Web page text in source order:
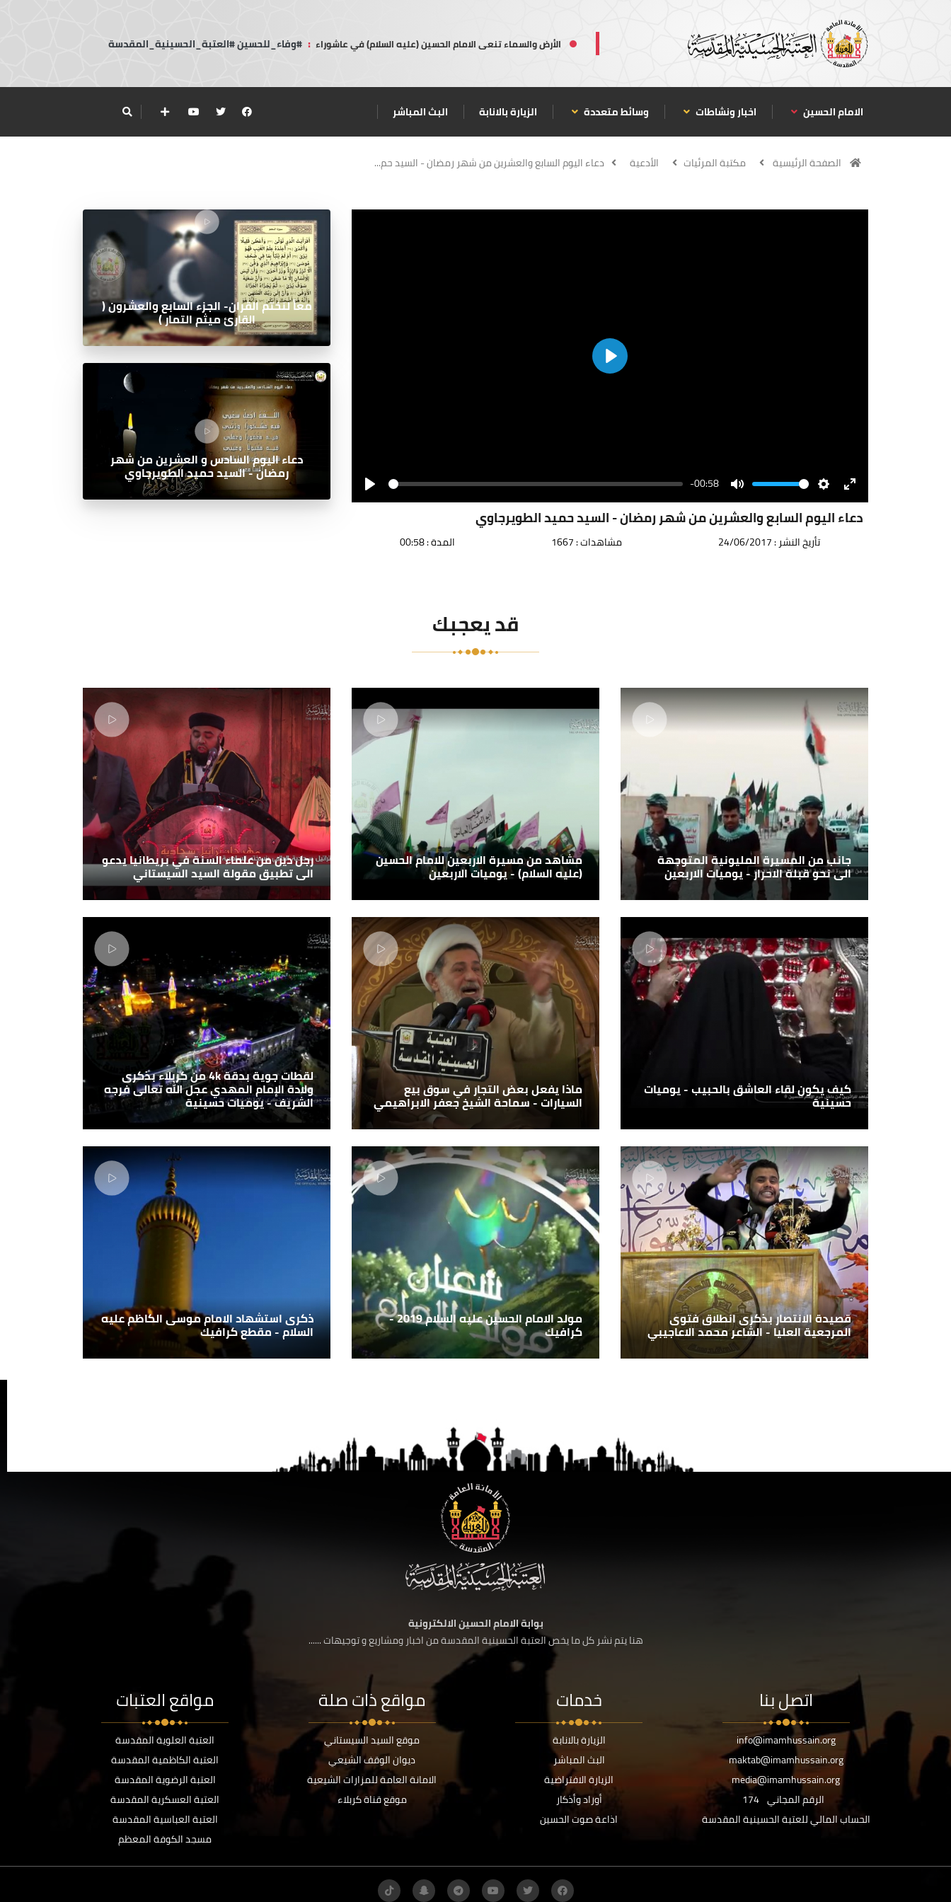
الأرض والسماء تنعى الامام الحسين (عليه السلام) في عاشوراء : #وفاء_للحسين #العتبة_الحسينية_المقدسة
الامام الحسين اخبار ونشاطات وسائط متعددة الزيارة بالانابة البث المباشر
الصفحة الرئيسية مكتبة المرئيات الأدعية دعاء اليوم السابع والعشرين من شهر رمضان - السيد حم...
Play
Play
Seek -00:58
Mute
Volume
SettingsEnter
fullscreenدعاء اليوم السابع والعشرين من شهر رمضان - السيد حميد الطويرجاوي
تأريخ النشر : 24/06/2017 مشاهدات : 1667 المدة : 00:58
معاً لنختم القران- الجزء السابع والعشرون (
القارئ ميثم التمار )
دعاء اليوم السادس و العشرين من شهر
رمضان - السيد حميد الطويرجاوي
قد يعجبك
جانب من المسيرة المليونية المتوجهة
الى نحو قبلة الاحرار - يوميات الاربعين
مشاهد من مسيرة الاربعين للامام الحسين
(عليه السلام) - يوميات الاربعين
رجل دين من علماء السنة في بريطانيا يدعو
الى تطبيق مقولة السيد السيستاني
كيف يكون لقاء العاشق بالحبيب - يوميات
حسينية
ماذا يفعل بعض التجار في سوق بيع
السيارات - سماحة الشيخ جعفر الابراهيمي
لقطات جوية بدقة 4k من كربلاء بذكرى
ولادة الإمام المهدي عجل الله تعالى فرجه
الشريف - يوميات حسينية
قصيدة الانتصار بذكرى انطلاق فتوى
المرجعية العليا - الشاعر محمد الاعاجيبي
مولد الامام الحسين عليه السلام 2019 -
كرافيك
ذكرى استشهاد الامام موسى الكاظم عليه
السلام - مقطع كرافيك
بوابة الامام الحسين الالكترونية
هنا يتم نشر كل ما يخص العتبة الحسينية المقدسة من اخبار ومشاريع و توجيهات ......
اتصل بنا
info@imamhussain.org
maktab@imamhussain.org
media@imamhussain.org
الرقم المجاني 174
الحساب المالي للعتبة الحسينية المقدسة
خدمات
الزيارة بالانابة
البث المباشر
الزيارة الافتراضية
أوراد وأذكار
اذاعة صوت الحسين
مواقع ذات صلة
موقع السيد السيستاني
ديوان الوقف الشيعي
الامانة العامة للمزارات الشيعية
موقع قناة كربلاء
مواقع العتبات
العتبة العلوية المقدسة
العتبة الكاظمية المقدسة
العتبة الرضوية المقدسة
العتبة العسكرية المقدسة
العتبة العباسية المقدسة
مسجد الكوفة المعظم